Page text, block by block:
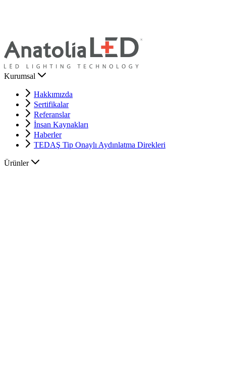
Kurumsal
Hakkımızda
Sertifikalar
Referanslar
İnsan Kaynakları
Haberler
TEDAŞ Tip Onaylı Aydınlatma Direkleri
Ürünler